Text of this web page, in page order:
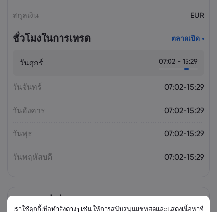
สกุลเงิน EUR
ชั่วโมงในการเทรด ตลาดเปิด
วันศุกร์ 07:02 - 15:29
วันจันทร์ 07:02-15:29
วันอังคาร 07:02-15:29
วันพุธ 07:02-15:29
วันพฤหัสบดี 07:02-15:29
ตราสารที่เกี่ยวข้อง
เราใช้คุกกี้เพื่อทำสิ่งต่างๆ เช่น ให้การสนับสนุนแชทสดและแสดงเนื้อหาที่